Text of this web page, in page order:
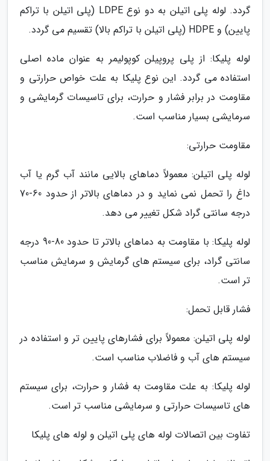
گردد. لوله پلی اتیلن به دو نوع LDPE (پلی اتیلن با تراکم
پایین) و HDPE (پلی اتیلن با تراکم بالا) تقسیم می گردد.
لوله پلیکا: از پلی پروپیلن کوپولیمر به عنوان ماده اصلی
استفاده می گردد. این نوع پلیکا به علت خواص حرارتی و
مقاومت در برابر فشار و حرارت، برای تاسیسات گرمایشی و
سرمایشی بسیار مناسب است.
مقاومت حرارتی:
لوله پلی اتیلن: معمولاً دماهای بالایی مانند آب گرم یا آب
داغ را تحمل نمی نماید و در دماهای بالاتر از حدود 60-70
درجه سانتی گراد شکل تغییر می دهد.
لوله پلیکا: با مقاومت به دماهای بالاتر تا حدود 80-90 درجه
سانتی گراد، برای سیستم های گرمایش و سرمایش مناسب
تر است.
فشار قابل تحمل:
لوله پلی اتیلن: معمولاً برای فشارهای پایین تر و استفاده در
سیستم های آب و فاضلاب مناسب است.
لوله پلیکا: به علت مقاومت به فشار و حرارت، برای سیستم
های تاسیسات حرارتی و سرمایشی مناسب تر است.
تفاوت بین اتصالات لوله های پلی اتیلن و لوله های پلیکا